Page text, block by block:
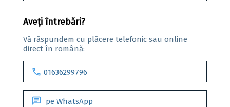
Aveți întrebări?
Vă răspundem cu plăcere telefonic sau online
direct în română:
call 01636299796
chat pe WhatsApp